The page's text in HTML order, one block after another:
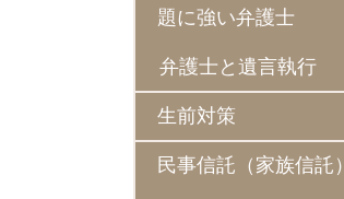
題に強い弁護士
弁護士と遺言執行
生前対策
民事信託（家族信託）